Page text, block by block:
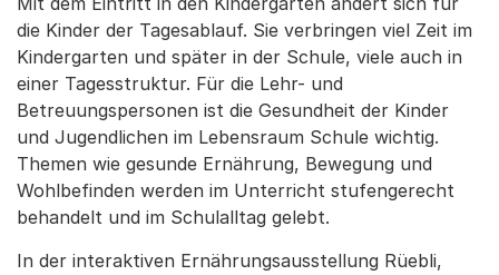
die Kinder der Tagesablauf. Sie verbringen viel Zeit im
Kindergarten und später in der Schule, viele auch in
einer Tagesstruktur. Für die Lehr- und
Betreuungspersonen ist die Gesundheit der Kinder
und Jugendlichen im Lebensraum Schule wichtig.
Themen wie gesunde Ernährung, Bewegung und
Wohlbefinden werden im Unterricht stufengerecht
behandelt und im Schulalltag gelebt.
In der interaktiven Ernährungsausstellung Rüebli,